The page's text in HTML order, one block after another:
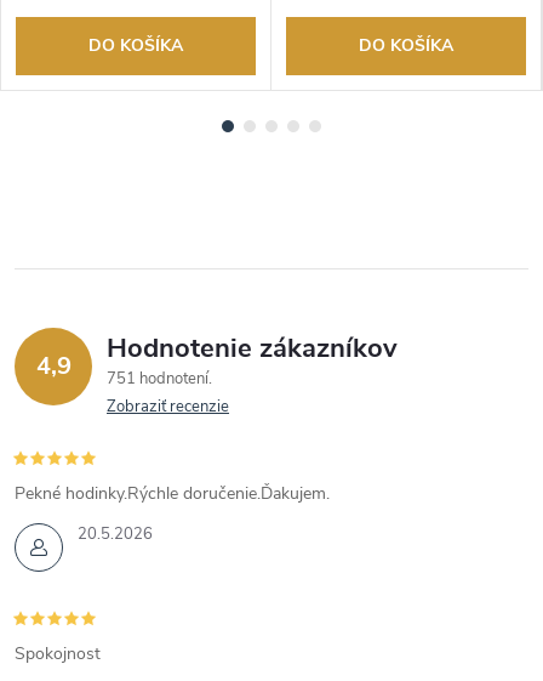
DO KOŠÍKA DO KOŠÍKA
4,9 Hodnotenie zákazníkov
751 hodnotení
Zobraziť recenzie
20.5.2026
Pekné hodinky.Rýchle doručenie.Ďakujem.
Spokojnost